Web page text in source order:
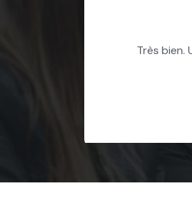
Tout s'est très bien passé. Je